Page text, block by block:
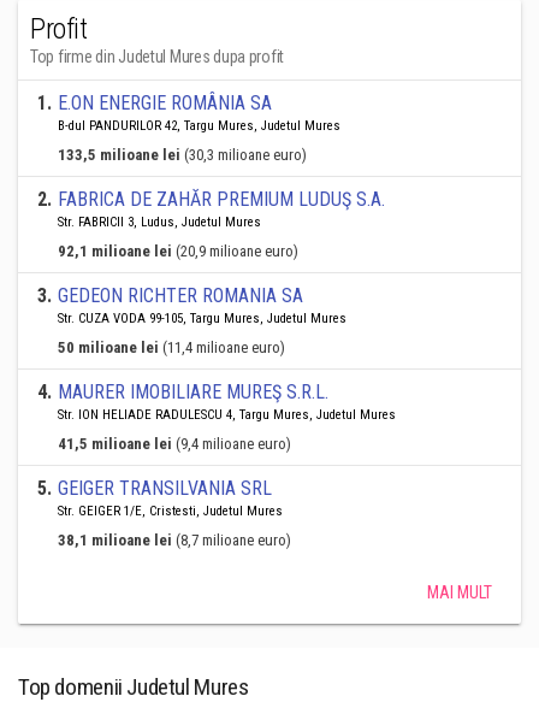
Profit
Top firme din Judetul Mures dupa profit
1. E.ON ENERGIE ROMÂNIA SA
B-dul PANDURILOR 42, Targu Mures, Judetul Mures
133,5 milioane lei (30,3 milioane euro)
2. FABRICA DE ZAHĂR PREMIUM LUDUŞ S.A.
Str. FABRICII 3, Ludus, Judetul Mures
92,1 milioane lei (20,9 milioane euro)
3. GEDEON RICHTER ROMANIA SA
Str. CUZA VODA 99-105, Targu Mures, Judetul Mures
50 milioane lei (11,4 milioane euro)
4. MAURER IMOBILIARE MUREŞ S.R.L.
Str. ION HELIADE RADULESCU 4, Targu Mures, Judetul Mures
41,5 milioane lei (9,4 milioane euro)
5. GEIGER TRANSILVANIA SRL
Str. GEIGER 1/E, Cristesti, Judetul Mures
38,1 milioane lei (8,7 milioane euro)
MAI MULT
Top domenii Judetul Mures